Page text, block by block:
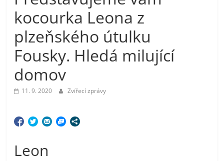
kocourka Leona z
plzeňského útulku
Fousky. Hledá milující
domov
11. 9. 2020 Zvířecí zprávy
Leon